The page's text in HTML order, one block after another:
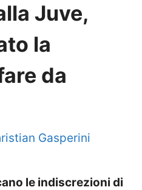
Juve,
la
da
Gasperini
le indiscrezioni di